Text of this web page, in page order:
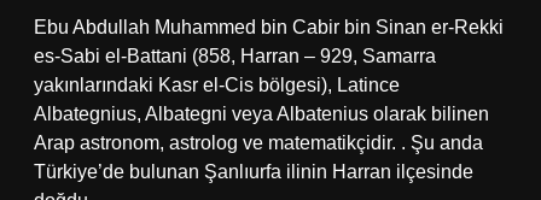
Ebu Abdullah Muhammed bin Cabir bin Sinan er-Rekki
es-Sabi el-Battani (858, Harran – 929, Samarra
yakınlarındaki Kasr el-Cis bölgesi), Latince
Albategnius, Albategni veya Albatenius olarak bilinen
Arap astronom, astrolog ve matematikçidir. . Şu anda
Türkiye’de bulunan Şanlıurfa ilinin Harran ilçesinde